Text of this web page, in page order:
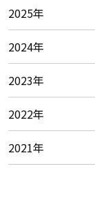
2025年
2024年
2023年
2022年
2021年